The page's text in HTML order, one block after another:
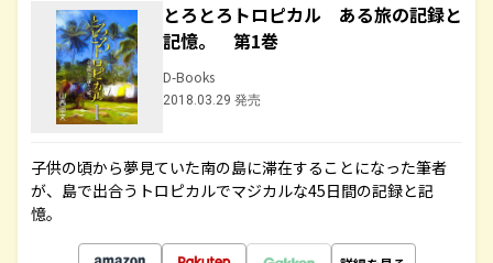
とろとろトロピカル ある旅の記録と
記憶。 第1巻
D-Books
2018.03.29 発売
子供の頃から夢見ていた南の島に滞在することになった筆者
が、島で出合うトロピカルでマジカルな45日間の記録と記
憶。